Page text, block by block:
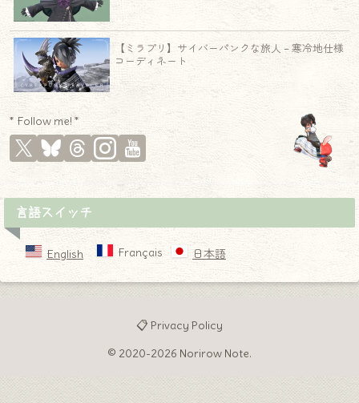
【ミラプリ】サイバーパンクな旅人 – 寒冷地仕様
コーディネート
* Follow me! *
言語スイッチ
English Français 日本語
📋 Privacy Policy
© 2020-2026 Norirow Note.